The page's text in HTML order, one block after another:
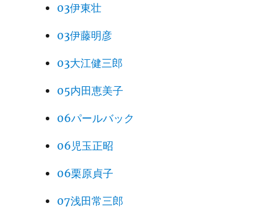
03伊東壮
03伊藤明彦
03大江健三郎
05内田恵美子
06パールバック
06児玉正昭
06栗原貞子
07浅田常三郎